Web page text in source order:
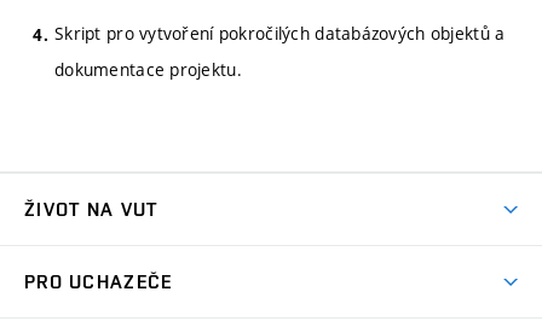
Skript pro vytvoření pokročilých databázových objektů a
dokumentace projektu.
ŽIVOT NA VUT
PRO UCHAZEČE